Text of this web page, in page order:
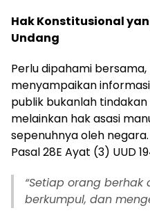
Hak Konstitusional
Undang
Perlu dipahami
menyampaikan
publik bukanlah
melainkan hak asasi
sepenuhnya oleh
Pasal 28E Ayat (3) UUD
“Setiap orang berhak
berkumpul, dan